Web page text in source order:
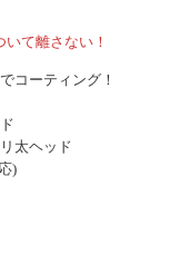
て離さない！
コーティング！
太ヘッド
)